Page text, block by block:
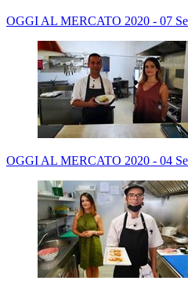
OGGI AL MERCATO 2020 - 07
OGGI AL MERCATO 2020 - 04